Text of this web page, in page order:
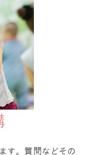
す。質問などその